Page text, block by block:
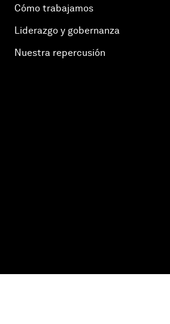
Cómo trabajamos
Liderazgo y gobernanza
Nuestra repercusión